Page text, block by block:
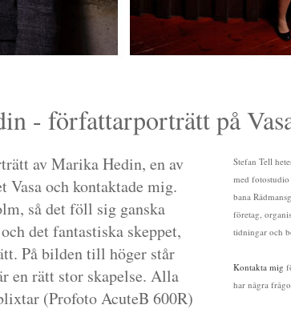
- författarporträtt på
Stefan Tell
med fotostudio
bana
företag,
tidningar och
Kontakta mig
har några
av Marika Hedin, en av
och kontaktade mig.
så det föll sig ganska
det fantastiska skeppet,
På bilden till höger står
en rätt stor skapelse. Alla
(Profoto AcuteB 600R)